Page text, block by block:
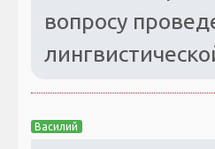
вопросу
Василий